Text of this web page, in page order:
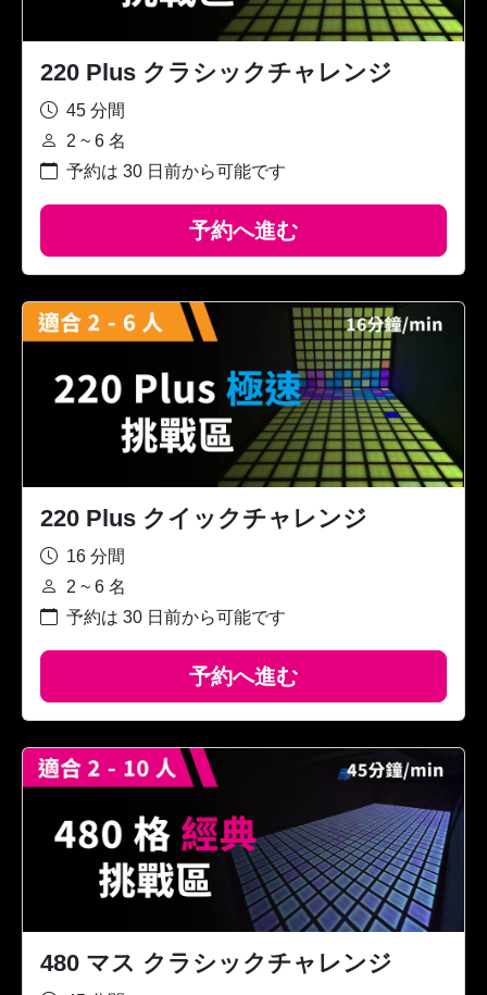
220 Plus クラシックチャレンジ
45 分間
2 ~ 6 名
予約は 30 日前から可能です
予約へ進む
220 Plus クイックチャレンジ
16 分間
2 ~ 6 名
予約は 30 日前から可能です
予約へ進む
480 マス クラシックチャレンジ